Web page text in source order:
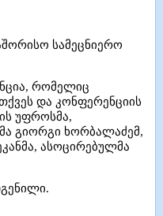
სამეცნიერო
რომელიც
და კონფერენციის
უფროსმა,
გიორგი ხორბალაძემ,
ასოცირებულმა